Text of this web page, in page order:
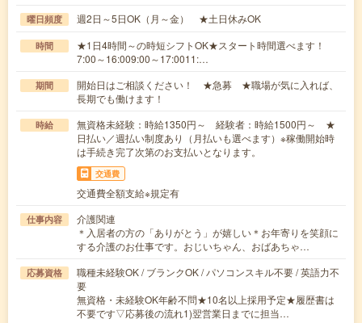
曜日頻度 週2日～5日OK（月～金） ★土日休みOK
時間
★1日4時間～の時短シフトOK★スタート時間選べます！
7:00～16:009:00～17:0011:…
期間
開始日はご相談ください！ ★急募 ★職場が気に入れば、
長期でも働けます！
時給
無資格未経験：時給1350円～ 経験者：時給1500円～ ★
日払い／週払い制度あり（月払いも選べます）※稼働開始時
は手続き完了次第のお支払いとなります。
交通費
交通費全額支給※規定有
仕事内容
介護関連
＊入居者の方の「ありがとう」が嬉しい＊お年寄りを笑顔に
する介護のお仕事です。おじいちゃん、おばあちゃ…
応募資格
職種未経験OK / ブランクOK / パソコンスキル不要 / 英語力不
要
無資格・未経験OK年齢不問★10名以上採用予定★履歴書は
不要です▽応募後の流れ1)翌営業日までに担当…